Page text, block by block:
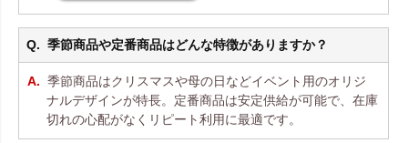
季節商品や定番商品はどんな特徴がありますか？
季節商品はクリスマスや母の日などイベント用のオリジ
ナルデザインが特長。定番商品は安定供給が可能で、在庫
切れの心配がなくリピート利用に最適です。